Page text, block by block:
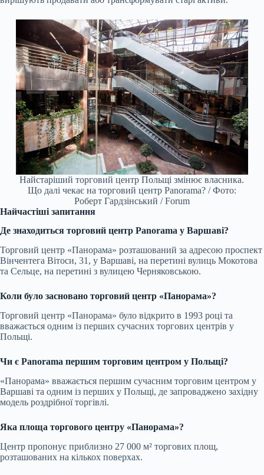
Найстаріший торговий центр Польщі змінює власника.
Що далі чекає на торговий центр Panorama? / Фото:
Роберт Гардзінський / Forum
Найчастіші запитання
Де знаходиться торговий центр Panorama у Варшаві?
Торговий центр «Панорама» розташований за адресою проспект
Вінчентега Вітоси, 31, у Варшаві, на перетині вулиць Мокотова
та Сельце, на перетині з вулицею Черняковською.
Коли було засновано торговий центр «Панорама»?
Торговий центр «Панорама» було відкрито в 1993 році та
вважається одним із перших сучасних торгових центрів у
Польщі.
Чи є Panorama першим торговим центром у Польщі?
«Панорама» вважається першим сучасним торговим центром у
Варшаві та одним із перших у Польщі, де запроваджено західну
модель роздрібної торгівлі.
Яка площа торгового центру «Панорама»?
Центр пропонує приблизно 27 000 м² торгових площ,
розташованих на кількох поверхах.